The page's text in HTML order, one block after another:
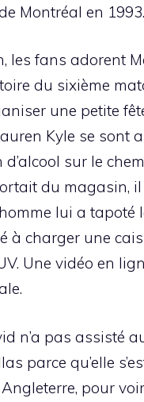
Montréal en 1993.
les fans adorent
du sixième
une petite
Kyle se sont
sur le
du magasin, il
lui a tapoté
à charger une
Une vidéo en
n’a pas assisté
parce qu’elle
pour